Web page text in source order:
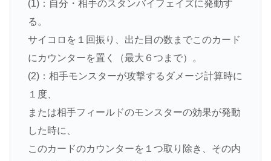
(1)：自分・相手のスタンバイフェイズに発動す
る。
サイコロを１回振り、出た目の数までこのカード
にカウンターを置く（最大６つまで）。
(2)：相手モンスターが攻撃するダメージ計算時に
１度、
または相手フィールドのモンスターの効果が発動
した時に、
このカードのカウンターを１つ取り除き、その内